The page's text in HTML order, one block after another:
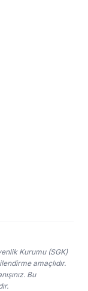
Kurumu (SGK)
amaçlıdır.
Bu